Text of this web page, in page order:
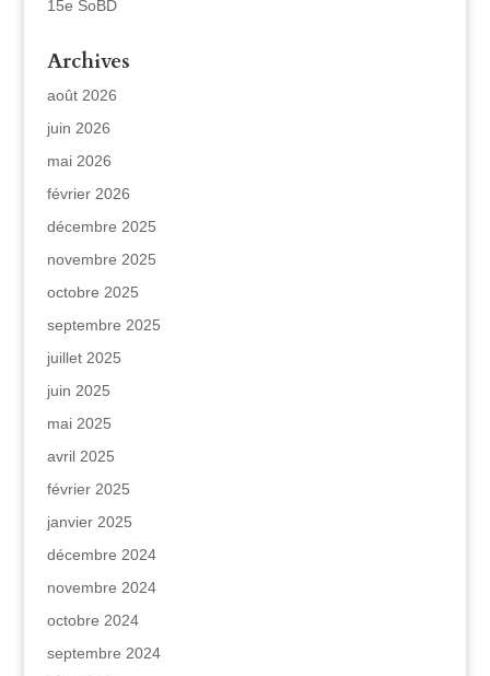
15e SoBD
Archives
août 2026
juin 2026
mai 2026
février 2026
décembre 2025
novembre 2025
octobre 2025
septembre 2025
juillet 2025
juin 2025
mai 2025
avril 2025
février 2025
janvier 2025
décembre 2024
novembre 2024
octobre 2024
septembre 2024